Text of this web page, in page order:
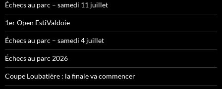
Échecs au parc – samedi 11 juillet
1er Open EstiValdoie
Échecs au parc – samedi 4 juillet
Échecs au parc 2026
Coupe Loubatière : la finale va commencer